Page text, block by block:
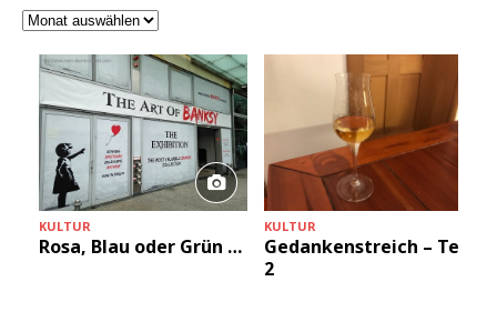
KULTUR
Rosa, Blau oder Grün …
KULTUR
Gedankenstreich – Teil
2